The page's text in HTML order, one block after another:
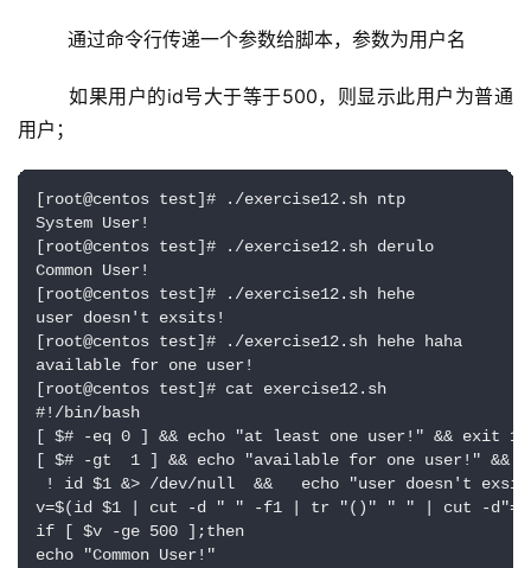
通过命令行传递一个参数给脚本，参数为用户名
如果用户的id号大于等于500，则显示此用户为普通
用户；
[root@centos test]# ./exercise12.sh ntp
System User!
[root@centos test]# ./exercise12.sh derulo
Common User!
[root@centos test]# ./exercise12.sh hehe
user doesn't exsits!
[root@centos test]# ./exercise12.sh hehe haha
available for one user!
[root@centos test]# cat exercise12.sh
#!/bin/bash
[ $# -eq 0 ] && echo "at least one user!" && exit 12
[ $# -gt  1 ] && echo "available for one user!" &&
! id $1 &> /dev/null  &&   echo "user doesn't
v=$(id $1 | cut -d " " -f1 | tr "()" " " | cut -
if [ $v -ge 500 ];then
echo "Common User!"